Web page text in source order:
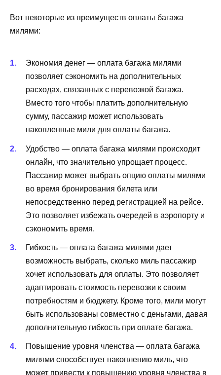
Вот некоторые из преимуществ оплаты багажа
милями:
Экономия денег — оплата багажа милями
позволяет сэкономить на дополнительных
расходах, связанных с перевозкой багажа.
Вместо того чтобы платить дополнительную
сумму, пассажир может использовать
накопленные мили для оплаты багажа.
Удобство — оплата багажа милями происходит
онлайн, что значительно упрощает процесс.
Пассажир может выбрать опцию оплаты милями
во время бронирования билета или
непосредственно перед регистрацией на рейсе.
Это позволяет избежать очередей в аэропорту и
сэкономить время.
Гибкость — оплата багажа милями дает
возможность выбрать, сколько миль пассажир
хочет использовать для оплаты. Это позволяет
адаптировать стоимость перевозки к своим
потребностям и бюджету. Кроме того, мили могут
быть использованы совместно с деньгами, давая
дополнительную гибкость при оплате багажа.
Повышение уровня членства — оплата багажа
милями способствует накоплению миль, что
может привести к повышению уровня членства в